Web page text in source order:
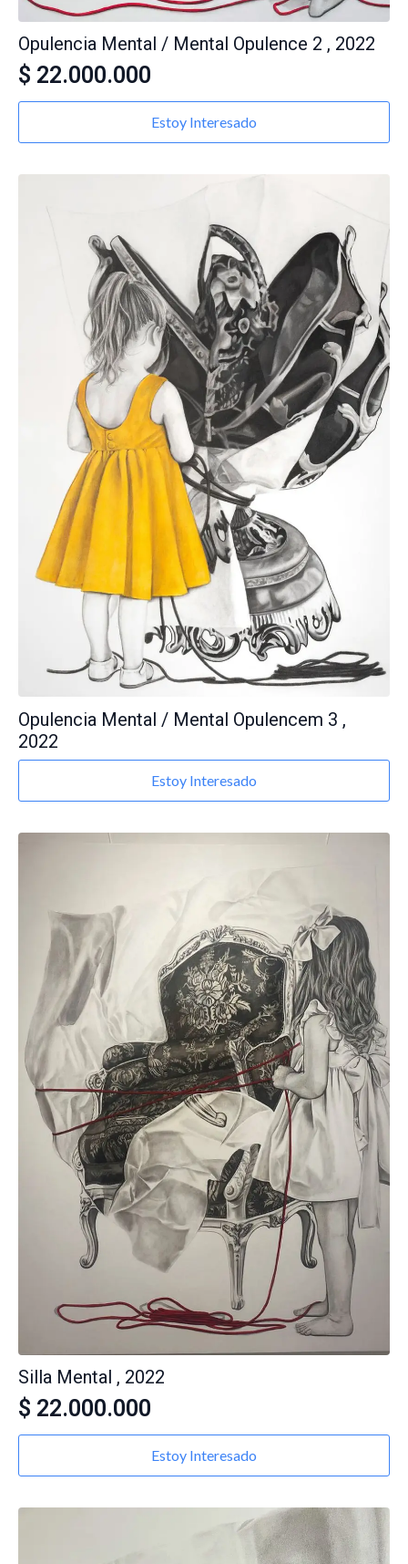
Opulencia Mental / Mental Opulence 2 , 2022
$ 22.000.000
Estoy Interesado
Opulencia Mental / Mental Opulencem 3 ,
2022
Estoy Interesado
Silla Mental , 2022
$ 22.000.000
Estoy Interesado